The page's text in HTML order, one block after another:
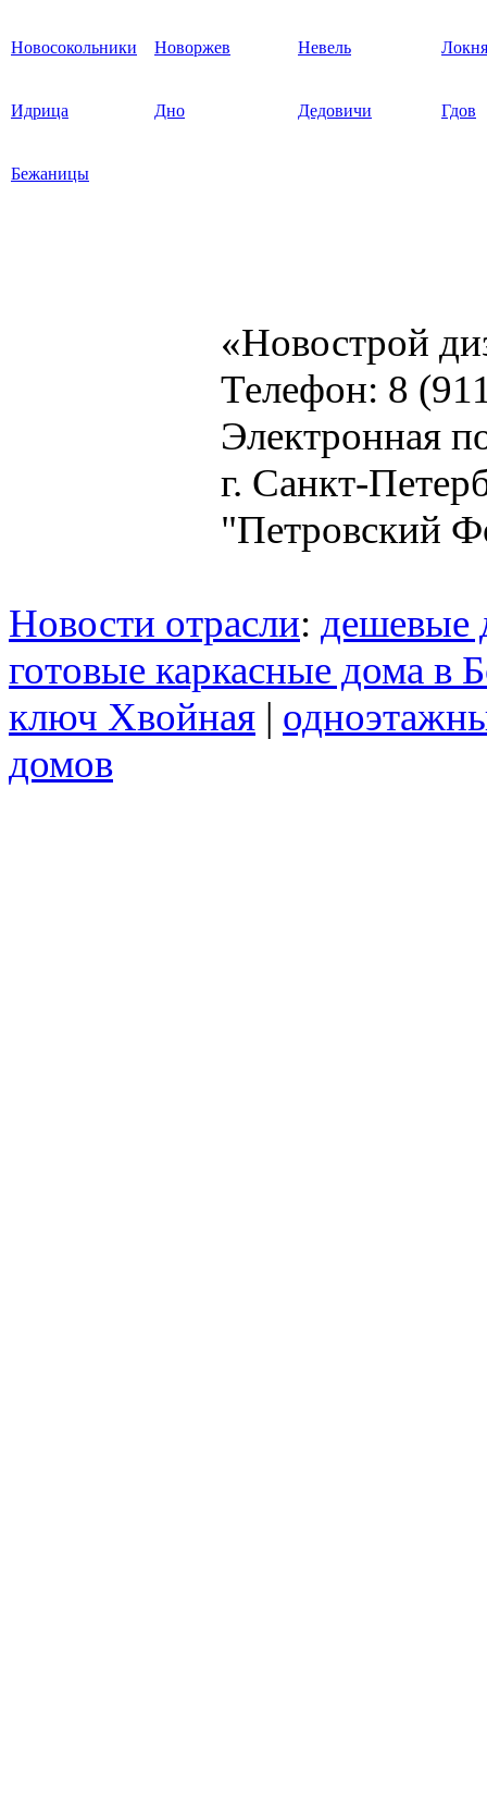
Новосокольники Новоржев Невель Локня
Идрица Дно Дедовичи Гдов
Бежаницы
«Новострой
Телефон: 8
Электронная
г. Санкт-
"Петровский
Новости отрасли: дешевые
готовые каркасные дома в
ключ Хвойная |
домов